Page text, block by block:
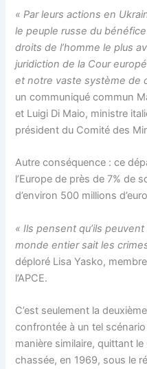
« Par leurs actions en
le peuple russe du
droits de l’homme le plus
juridiction de la Cour
et notre vaste système de
un communiqué commun
et Luigi Di Maio, ministre
président du Comité des
Autre conséquence : ce
l’Europe de près de 7% de
d’environ 500 millions
« Ils pensent qu’ils
monde entier sait les
déploré Lisa Yasko,
l’APCE.
C’est seulement la
confrontée à un tel
manière similaire, quittant
chassée, en 1969, sous le